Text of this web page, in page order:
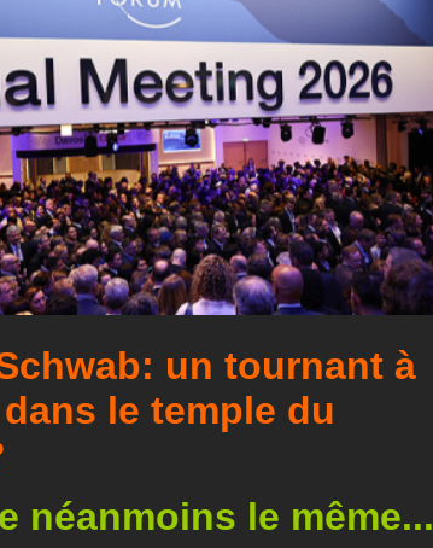
un tournant à
le temple du
néanmoins le même...